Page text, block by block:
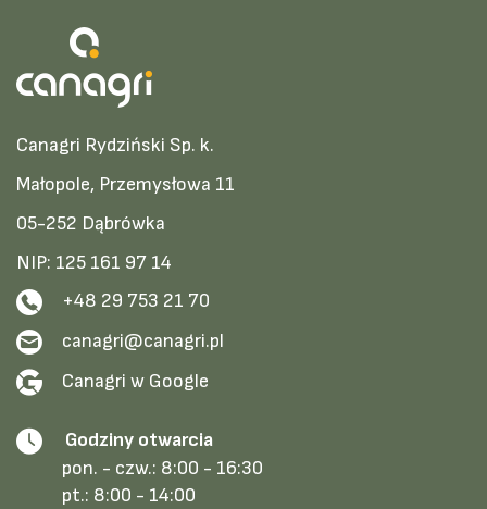
Canagri Rydziński Sp. k.
Małopole, Przemysłowa 11
05-252 Dąbrówka
NIP: 125 161 97 14
+48 29 753 21 70
canagri@canagri.pl
Canagri w Google
Godziny otwarcia
pon. - czw.: 8:00 - 16:30
pt.: 8:00 - 14:00